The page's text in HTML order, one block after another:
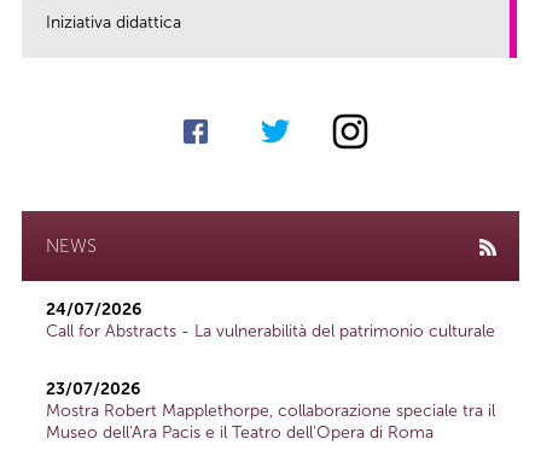
Iniziativa didattica
NEWS
24/07/2026
Call for Abstracts - La vulnerabilità del patrimonio culturale
23/07/2026
Mostra Robert Mapplethorpe, collaborazione speciale tra il
Museo dell'Ara Pacis e il Teatro dell'Opera di Roma